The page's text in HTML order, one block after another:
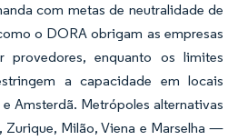
com metas de neutralidade de
o DORA obrigam as empresas
provedores, enquanto os limites
a capacidade em locais
Amsterdã. Metrópoles alternativas
Milão, Viena e Marselha —